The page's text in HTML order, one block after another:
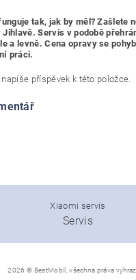
tak, jak by měl? Zašlete
Servis v podobě
a levně. Cena opravy se
práci.
příspěvek k této položce.
Xiaomi servis
Servis
2026 © BestMobil, všechna práva